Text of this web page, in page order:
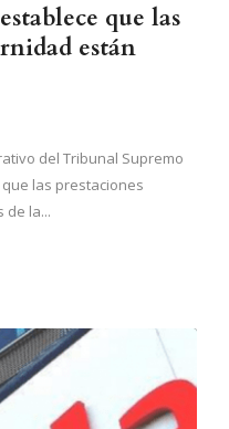
que las
están
del Tribunal Supremo
las prestaciones
de la...